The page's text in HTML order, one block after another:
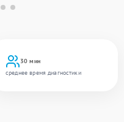
30 мин
среднее время диагностики